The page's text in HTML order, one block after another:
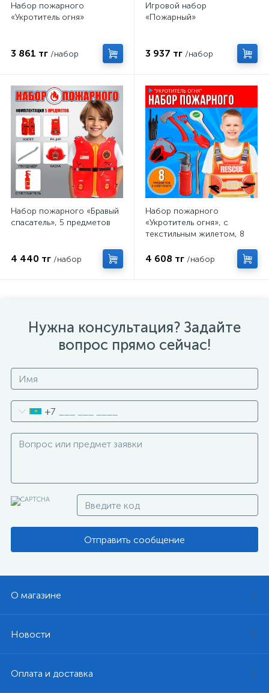
Набор пожарного
«Укротитель огня»
3 861 тг /набор
Игровой набор
«Пожарный»
3 937 тг /набор
Набор пожарного «Бравый
спасатель», 5 предметов
4 440 тг /набор
Набор пожарного
«Укротитель огня», с
текстильным жилетом, 8
4 608 тг /набор
Нужна консультация? Задайте
вопрос прямо сейчас!
+7
Отправить сообщение
О магазине
Новости
Оплата и доставка